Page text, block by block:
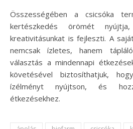
Összességében a csicsóka
kertészkedés örömét
kreativitásunkat is fejleszti. A
nemcsak ízletes, hanem
választás a mindennapi
követésével biztosíthatjuk,
ízélményt nyújtson, és
étkezésekhez.